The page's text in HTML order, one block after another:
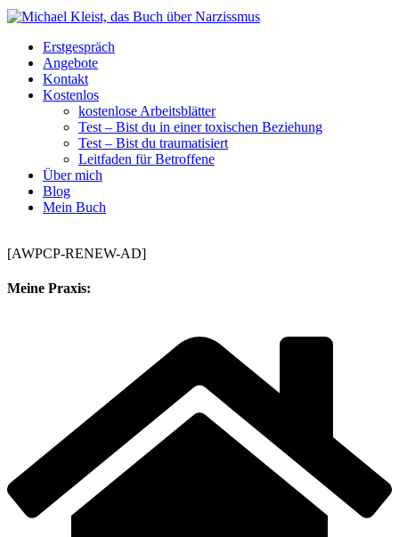
Erstgespräch
Angebote
Kontakt
Kostenlos
kostenlose Arbeitsblätter
Test – Bist du in einer toxischen Beziehung
Test – Bist du traumatisiert
Leitfaden für Betroffene
Über mich
Blog
Mein Buch
[AWPCP-RENEW-AD]
Meine Praxis: